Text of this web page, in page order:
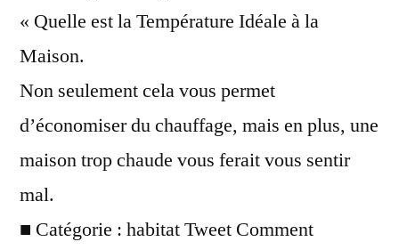
sa
« Quelle est la Température Idéale à la
Maison.
Non seulement cela vous permet
d’économiser du chauffage, mais en plus, une
maison trop chaude vous ferait vous sentir
mal.
■ Catégorie : habitat Tweet Comment